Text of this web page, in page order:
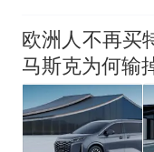
欧洲人不再买
马斯克为何输